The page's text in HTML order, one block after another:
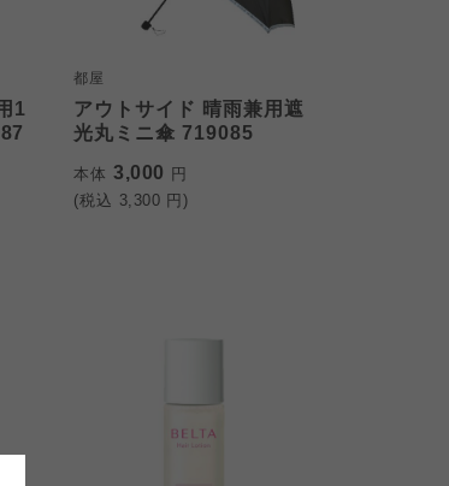
1
都屋
アウトサイド 晴雨兼用遮
光丸ミニ傘 719085
本体 3,000 円
(税込 3,300 円)
いる個人情報につい